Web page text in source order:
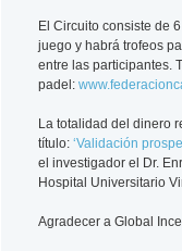
El Circuito consiste de
juego y habrá trofeos
entre las participantes.
padel:
La totalidad del dinero
título: ‘Validación
el investigador el Dr.
Hospital Universitario
Agradecer a Global